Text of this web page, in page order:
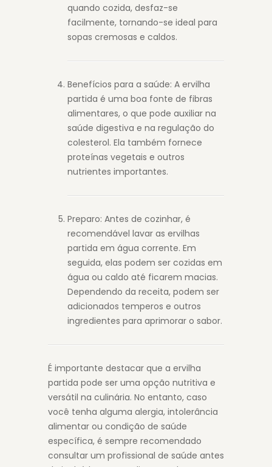
quando cozida, desfaz-se
facilmente, tornando-se ideal para
sopas cremosas e caldos.
Benefícios para a saúde: A ervilha
partida é uma boa fonte de fibras
alimentares, o que pode auxiliar na
saúde digestiva e na regulação do
colesterol. Ela também fornece
proteínas vegetais e outros
nutrientes importantes.
Preparo: Antes de cozinhar, é
recomendável lavar as ervilhas
partida em água corrente. Em
seguida, elas podem ser cozidas em
água ou caldo até ficarem macias.
Dependendo da receita, podem ser
adicionados temperos e outros
ingredientes para aprimorar o sabor.
É importante destacar que a ervilha
partida pode ser uma opção nutritiva e
versátil na culinária. No entanto, caso
você tenha alguma alergia, intolerância
alimentar ou condição de saúde
específica, é sempre recomendado
consultar um profissional de saúde antes